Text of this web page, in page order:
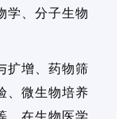
学、分子生物
扩增、药物筛
、微生物培养
。在生物医学